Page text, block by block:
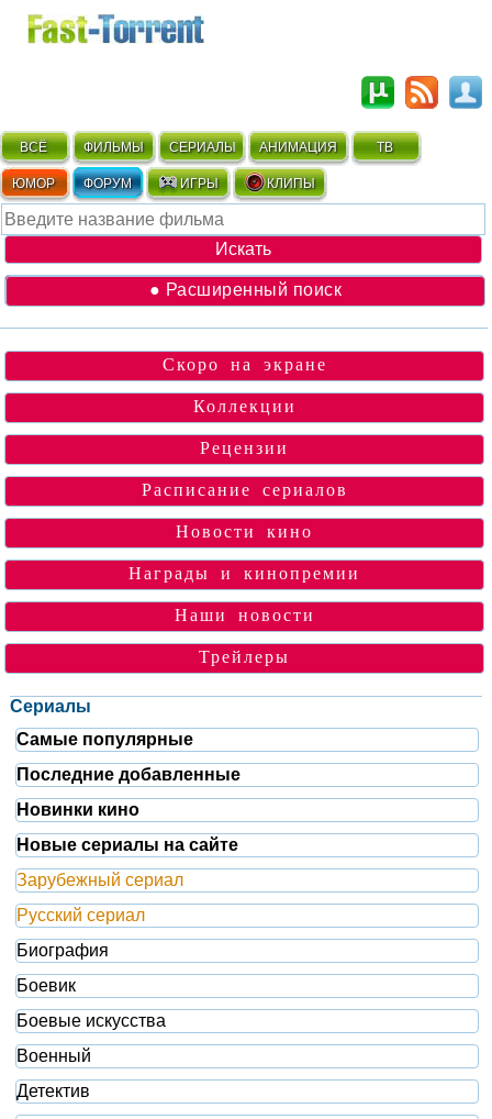
ВСЁ ФИЛЬМЫ СЕРИАЛЫ АНИМАЦИЯ ТВ
ЮМОР ФОРУМ ИГРЫ КЛИПЫ
● Расширенный поиск
Скоро на экране
Коллекции
Рецензии
Расписание сериалов
Новости кино
Награды и кинопремии
Наши новости
Трейлеры
Сериалы
Самые популярные
Последние добавленные
Новинки кино
Новые сериалы на сайте
Зарубежный сериал
Русский сериал
Биография
Боевик
Боевые искусства
Военный
Детектив